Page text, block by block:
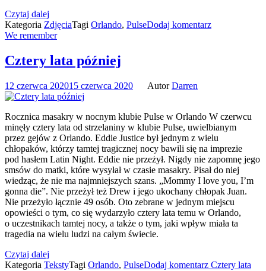
Czytaj dalej
Kategoria ZdjęciaTagi Orlando, PulseDodaj komentarz
We remember
Cztery lata później
12 czerwca 202015 czerwca 2020 AutorDarren
Rocznica masakry w nocnym klubie Pulse w Orlando W czerwcu
minęły cztery lata od strzelaniny w klubie Pulse, uwielbianym
przez gejów z Orlando. Eddie Justice był jednym z wielu
chłopaków, którzy tamtej tragicznej nocy bawili się na imprezie
pod hasłem Latin Night. Eddie nie przeżył. Nigdy nie zapomnę jego
smsów do matki, które wysyłał w czasie masakry. Pisał do niej
wiedząc, że nie ma najmniejszych szans. „Mommy I love you, I’m
gonna die”. Nie przeżył też Drew i jego ukochany chłopak Juan.
Nie przeżyło łącznie 49 osób. Oto zebrane w jednym miejscu
opowieści o tym, co się wydarzyło cztery lata temu w Orlando,
o uczestnikach tamtej nocy, a także o tym, jaki wpływ miała ta
tragedia na wielu ludzi na całym świecie.
Czytaj dalej
Kategoria TekstyTagi Orlando, PulseDodaj komentarz Cztery lata